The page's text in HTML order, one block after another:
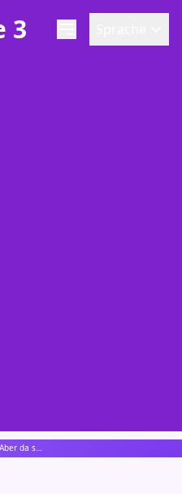
3
Sprunki Aber da sind Mädchen mit Haaren